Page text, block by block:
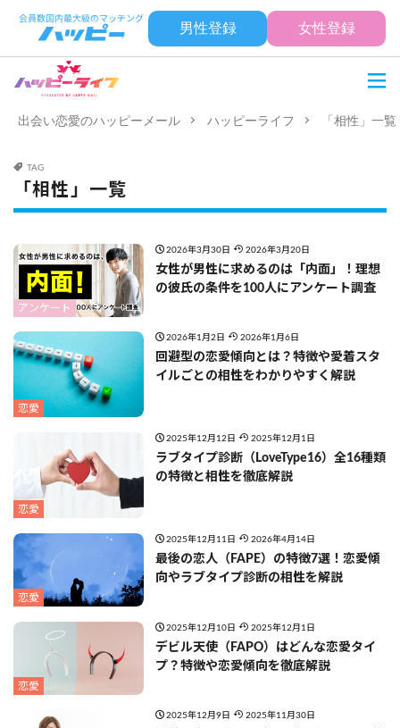
男性登録 女性登録
出会い恋愛のハッピーメール ハッピーライフ 「相性」一覧
TAG
「相性」一覧
アンケート
2026年3月30日 2026年3月20日
女性が男性に求めるのは「内面」！理想
の彼氏の条件を100人にアンケート調査
恋愛
2026年1月2日 2026年1月6日
回避型の恋愛傾向とは？特徴や愛着スタ
イルごとの相性をわかりやすく解説
恋愛
2025年12月12日 2025年12月1日
ラブタイプ診断（LoveType16）全16種類
の特徴と相性を徹底解説
恋愛
2025年12月11日 2026年4月14日
最後の恋人（FAPE）の特徴7選！恋愛傾
向やラブタイプ診断の相性を解説
恋愛
2025年12月10日 2025年12月1日
デビル天使（FAPO）はどんな恋愛タイ
プ？特徴や恋愛傾向を徹底解説
2025年12月9日 2025年11月30日